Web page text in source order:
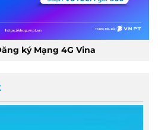
ký Mạng 4G Vina